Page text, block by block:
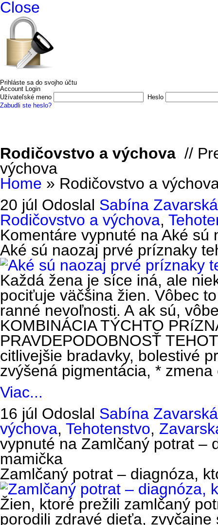
Close
Prihláste sa do svojho účtu
Account Login
Užívateľské meno
Heslo
Zabudli ste heslo?
Rodičovstvo a výchova //
výchova
Home » Rodičovstvo a
20 júl Odoslal Sabína Zavarská
Rodičovstvo a výchova,
Komentáre vypnuté na Aké sú
Aké sú naozaj prvé príznaky
Každá žena je síce iná, ale
pociťuje väčšina žien. Vôbec
ranné nevoľnosti. A ak sú,
KOMBINÁCIA TÝCHTO
PRAVDEPODOBNOSŤ
citlivejšie bradavky, bolestivé
zvýšená pigmentácia, *
Viac...
16 júl Odoslal Sabína Zavarská
výchova, Tehotenstvo,
vypnuté na Zamlčaný potrat –
mamička
Zamlčaný potrat – diagnóza,
Žien, ktoré prežili zamlčaný
porodili zdravé dieťa,